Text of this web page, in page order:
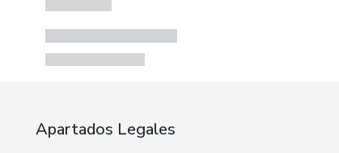
Apartados Legales